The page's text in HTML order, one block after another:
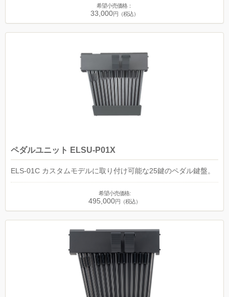
希望小売価格：
33,000円（税込）
ペダルユニット ELSU-P01X
ELS-01C カスタムモデルに取り付け可能な25鍵のペダル鍵盤。
希望小売価格:
495,000円（税込）